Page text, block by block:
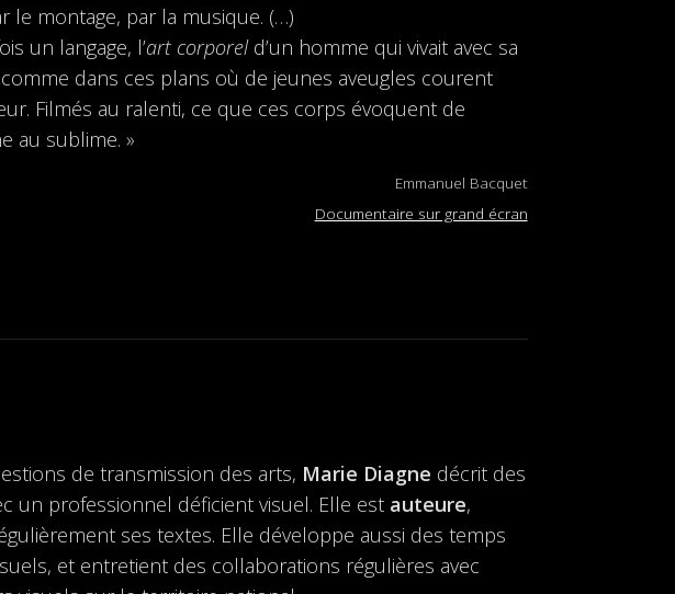
le montage, par la musique. (…)
un langage, l’art corporeld’un homme qui vivait avec sa
dans ces plans où de jeunes aveugles courent
Filmés au ralenti, ce que ces corps évoquent de
au sublime. »
Emmanuel Bacquet
Documentaire sur grand écran
de transmission des arts, Marie Diagne décrit des
un professionnel déficient visuel. Elle est auteure,
ses textes. Elle développe aussi des temps
et entretient des collaborations régulières avec